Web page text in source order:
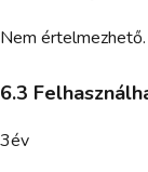
Nem értelmezhető.
6.3
3év